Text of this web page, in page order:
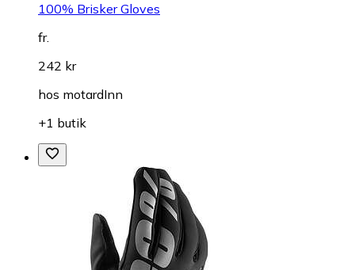
100% Brisker Gloves
fr.
242 kr
hos motardInn
+1 butik